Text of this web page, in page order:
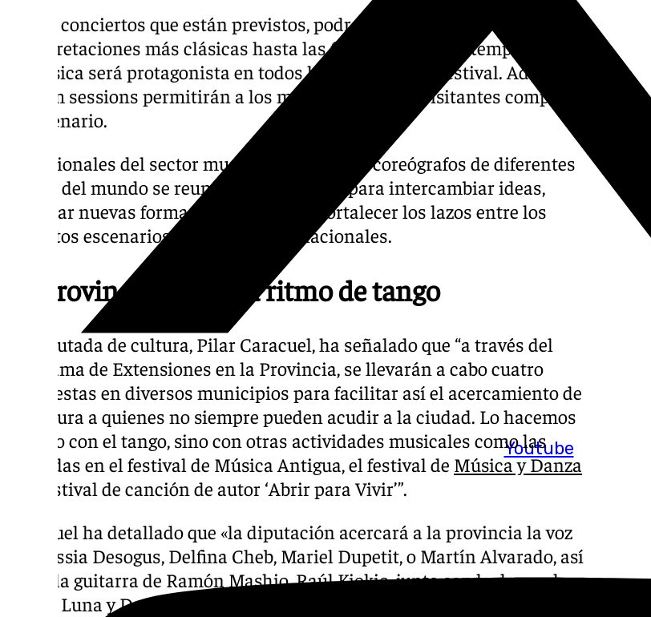
Youtube
En los conciertos que están previstos, podremos disfrutar desde las
interpretaciones más clásicas hasta las fusiones más contemporáneas,
la música será protagonista en todos los rincones del festival. Además,
las jam sessions permitirán a los músicos locales y visitantes compartir
el escenario.
Profesionales del sector musical, bailarines y coreógrafos de diferentes
partes del mundo se reunirán en Granada para intercambiar ideas,
explorar nuevas formas de expresión y fortalecer los lazos entre los
distintos escenarios tangueros internacionales.
La provincia bailará a ritmo de tango
La diputada de cultura, Pilar Caracuel, ha señalado que “a través del
programa de Extensiones en la Provincia, se llevarán a cabo cuatro
propuestas en diversos municipios para facilitar así el acercamiento de
la cultura a quienes no siempre pueden acudir a la ciudad. Lo hacemos
no solo con el tango, sino con otras actividades musicales como las
ofrecidas en el festival de Música Antigua, el festival de Música y Danza
o el festival de canción de autor ‘Abrir para Vivir’”.
Caracuel ha detallado que «la diputación acercará a la provincia la voz
de Alessia Desogus, Delfina Cheb, Mariel Dupetit, o Martín Alvarado, así
como la guitarra de Ramón Mashio, Raúl Kiokio, junto con la danza de
Amira Luna y Damián Roezgas, Selena Riso y Adrián Coria, Hugo